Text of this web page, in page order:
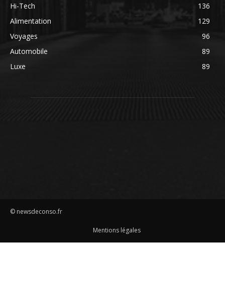
Hi-Tech
136
Alimentation
129
Voyages
96
Automobile
89
Luxe
89
© newsdeconso.fr
Mentions légales